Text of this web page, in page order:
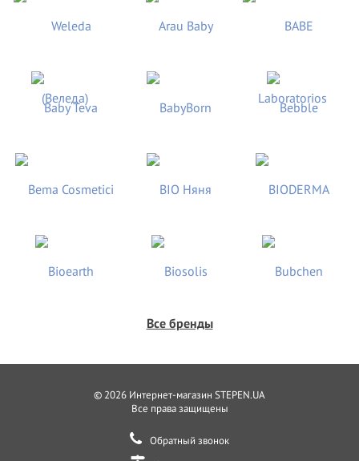
Все бренды
© 2026 Интернет-магазин STEPEN.UA
Все права защищены
Обратный звонок